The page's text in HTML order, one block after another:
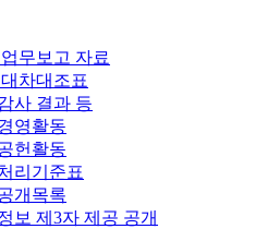
무보고 자료
차대조표
사 결과 등
영활동
헌활동
리기준표
개목록
보 제3자 제공 공개